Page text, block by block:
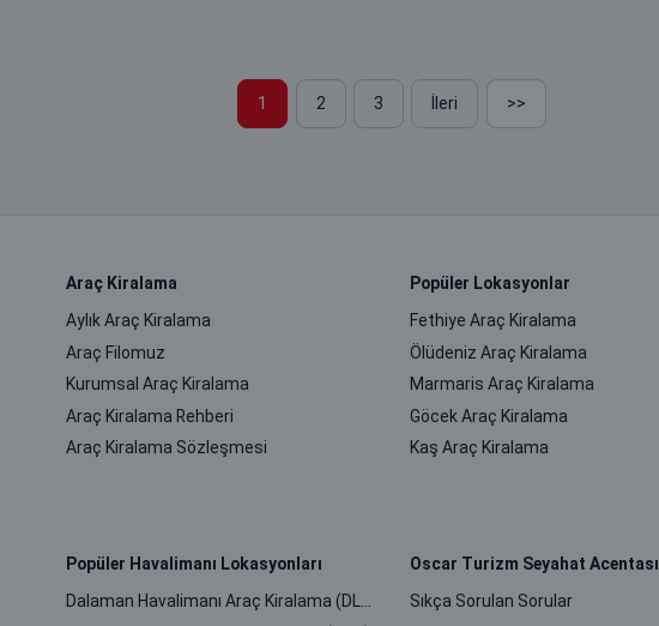
1 2 3 İleri >>
Araç Kiralama
Aylık Araç Kiralama
Araç Filomuz
Kurumsal Araç Kiralama
Araç Kiralama Rehberi
Araç Kiralama Sözleşmesi
Popüler Lokasyonlar
Fethiye Araç Kiralama
Ölüdeniz Araç Kiralama
Marmaris Araç Kiralama
Göcek Araç Kiralama
Kaş Araç Kiralama
Popüler Havalimanı Lokasyonları
Dalaman Havalimanı Araç Kiralama (DLM)
Oscar Turizm Seyahat Acentası
Sıkça Sorulan Sorular